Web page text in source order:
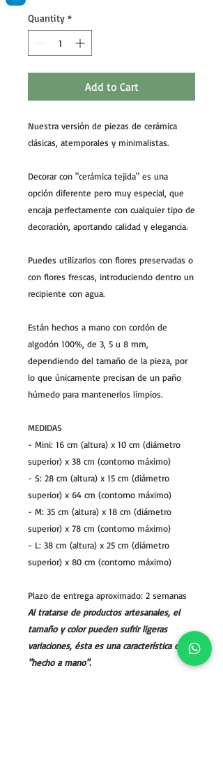
Quantity *
Add to Cart
Nuestra versión de piezas de cerámica
clásicas, atemporales y minimalistas.
Decorar con "cerámica tejida" es una
opción diferente pero muy especial, que
encaja perfectamente con cualquier tipo de
decoración, aportando calidad y elegancia.
Puedes utilizarlos con flores preservadas o
con flores frescas, introduciendo dentro un
recipiente con agua.
Están hechos a mano con cordón de
algodón 100%, de 3, 5 u 8 mm,
dependiendo del tamaño de la pieza, por
lo que únicamente precisan de un paño
húmedo para mantenerlos limpios.
MEDIDAS
- Mini: 16 cm (altura) x 10 cm (diámetro
superior) x 38 cm (contorno máximo)
- S: 28 cm (altura) x 15 cm (diámetro
superior) x 64 cm (contorno máximo)
- M: 35 cm (altura) x 18 cm (diámetro
superior) x 78 cm (contorno máximo)
- L: 38 cm (altura) x 25 cm (diámetro
superior) x 80 cm (contorno máximo)
Plazo de entrega aproximado: 2 semanas
Al tratarse de productos artesanales, el
tamaño y color pueden sufrir ligeras
variaciones, ésta es una característica del
"hecho a mano".